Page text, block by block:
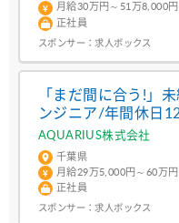
月給30万円～51万8,000円
正社員
スポンサー：求人ボックス
「まだ間に合う!」
ンジニア/年間休日
AQUARIUS株式会社
千葉県
月給29万5,000円～60万円
正社員
スポンサー：求人ボックス